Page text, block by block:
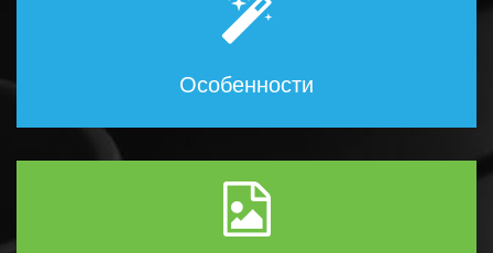
Особенности